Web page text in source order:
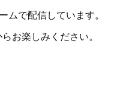
ムで配信しています。
お楽しみください。